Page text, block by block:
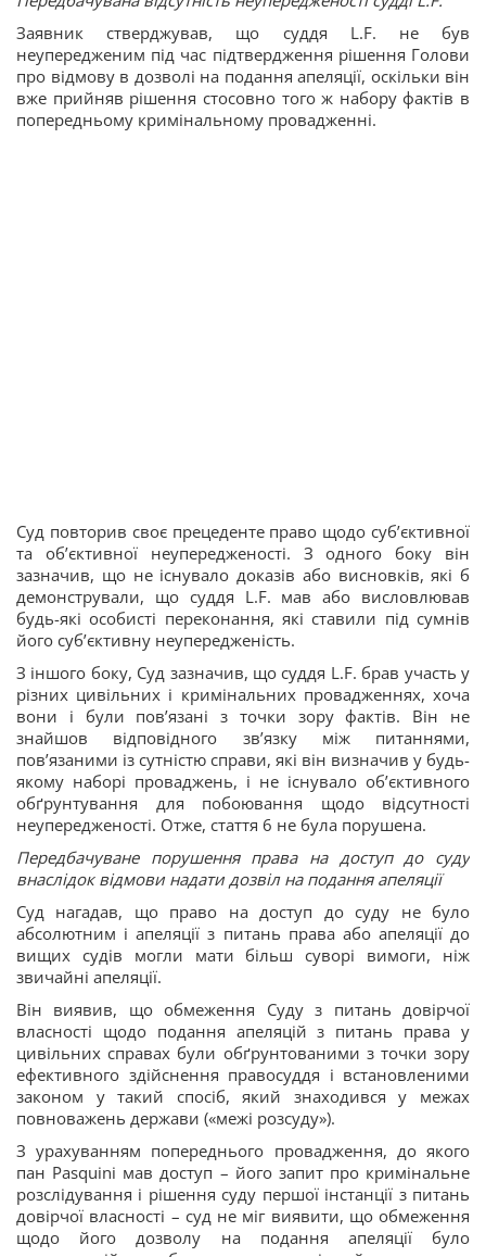
Заявник стверджував, що суддя L.F. не був
неупередженим під час підтвердження рішення Голови
про відмову в дозволі на подання апеляції, оскільки він
вже прийняв рішення стосовно того ж набору фактів в
попередньому кримінальному провадженні.
Суд повторив своє прецеденте право щодо суб’єктивної
та об’єктивної неупередженості. З одного боку він
зазначив, що не існувало доказів або висновків, які б
демонстрували, що суддя L.F. мав або висловлював
будь-які особисті переконання, які ставили під сумнів
його суб’єктивну неупередженість.
З іншого боку, Суд зазначив, що суддя L.F. брав участь у
різних цивільних і кримінальних провадженнях, хоча
вони і були пов’язані з точки зору фактів. Він не
знайшов відповідного зв’язку між питаннями,
пов’язаними із сутністю справи, які він визначив у будь-
якому наборі проваджень, і не існувало об’єктивного
обґрунтування для побоювання щодо відсутності
неупередженості. Отже, стаття 6 не була порушена.
Передбачуване порушення права на доступ до суду
внаслідок відмови надати дозвіл на подання апеляції
Суд нагадав, що право на доступ до суду не було
абсолютним і апеляції з питань права або апеляції до
вищих судів могли мати більш суворі вимоги, ніж
звичайні апеляції.
Він виявив, що обмеження Суду з питань довірчої
власності щодо подання апеляцій з питань права у
цивільних справах були обґрунтованими з точки зору
ефективного здійснення правосуддя і встановленими
законом у такий спосіб, який знаходився у межах
повноважень держави («межі розсуду»).
З урахуванням попереднього провадження, до якого
пан Pasquini мав доступ – його запит про кримінальне
розслідування і рішення суду першої інстанції з питань
довірчої власності – суд не міг виявити, що обмеження
щодо його дозволу на подання апеляції було